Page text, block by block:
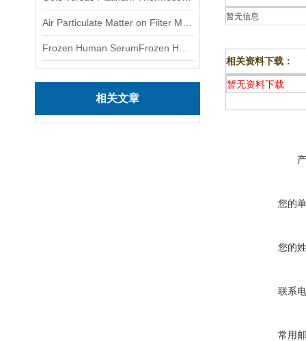
相关文章
暂无信息
相关资料下载：
暂无资料下载
您的
您的
联系
常用